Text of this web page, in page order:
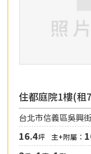
住都庭院1樓(租
台北市信義區吳興街
16.4坪 主+附屬：